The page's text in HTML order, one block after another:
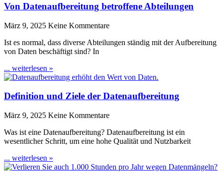
Von Datenaufbereitung betroffene Abteilungen
März 9, 2025 Keine Kommentare
Ist es normal, dass diverse Abteilungen ständig mit der Aufbereitung
von Daten beschäftigt sind? In
... weiterlesen »
Definition und Ziele der Datenaufbereitung
März 9, 2025 Keine Kommentare
Was ist eine Datenaufbereitung? Datenaufbereitung ist ein
wesentlicher Schritt, um eine hohe Qualität und Nutzbarkeit
... weiterlesen »